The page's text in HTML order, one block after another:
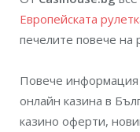
Европейската
печелите повече на
Повече информация
онлайн казина в
казино оферти,